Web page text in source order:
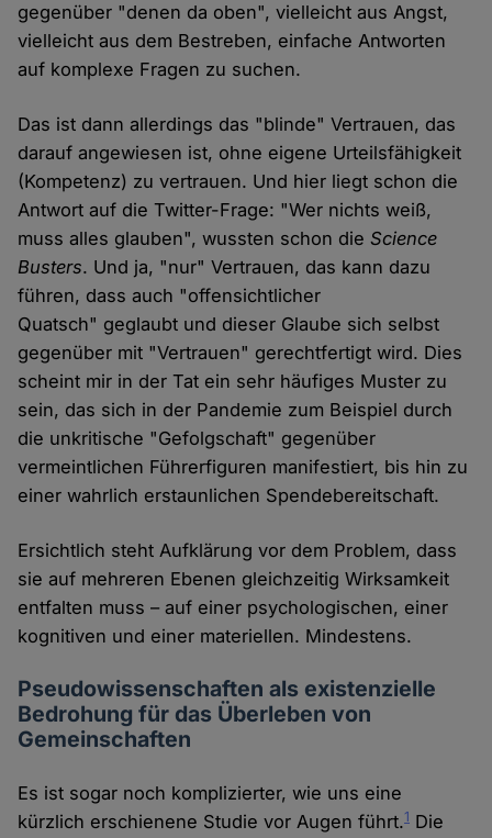
gegenüber "denen da oben", vielleicht aus Angst,
vielleicht aus dem Bestreben, einfache Antworten
auf komplexe Fragen zu suchen.
Das ist dann allerdings das "blinde" Vertrauen, das
darauf angewiesen ist, ohne eigene Urteilsfähigkeit
(Kompetenz) zu vertrauen. Und hier liegt schon die
Antwort auf die Twitter-Frage: "Wer nichts weiß,
muss alles glauben", wussten schon dieScience
Busters. Und ja, "nur" Vertrauen, das kann dazu
führen, dass auch "offensichtlicher
Quatsch" geglaubt und dieser Glaube sich selbst
gegenüber mit "Vertrauen" gerechtfertigt wird. Dies
scheint mir in der Tat ein sehr häufiges Muster zu
sein, das sich in der Pandemie zum Beispiel durch
die unkritische "Gefolgschaft" gegenüber
vermeintlichen Führerfiguren manifestiert, bis hin zu
einer wahrlich erstaunlichen Spendebereitschaft.
Ersichtlich steht Aufklärung vor dem Problem, dass
sie auf mehreren Ebenen gleichzeitig Wirksamkeit
entfalten muss – auf einer psychologischen, einer
kognitiven und einer materiellen. Mindestens.
Pseudowissenschaften als existenzielle
Bedrohung für das Überleben von
Gemeinschaften
Es ist sogar noch komplizierter, wie uns eine
kürzlich erschienene Studie vor Augen führt.1 Die